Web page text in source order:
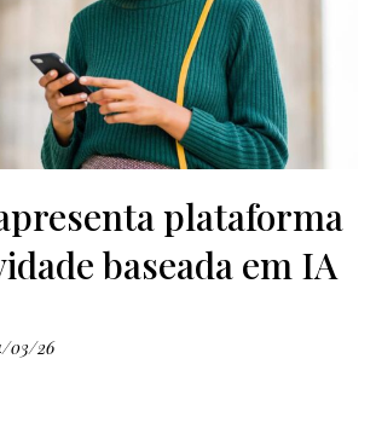
plataforma
baseada em IA
03/26